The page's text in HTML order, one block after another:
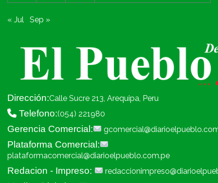
« Jul Sep »
Dirección:Calle Sucre 213, Arequipa, Peru
Telefono:(054) 221980
Gerencia Comercial:
Plataforma Comercial:
plataformacomercial@diarioelpueblo.com.pe
Redacion - Impreso: